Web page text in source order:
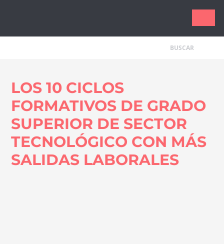
LOS 10 CICLOS
FORMATIVOS DE GRADO
SUPERIOR DE SECTOR
TECNOLÓGICO CON MÁS
SALIDAS LABORALES